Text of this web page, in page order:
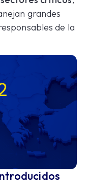
grandes
de la